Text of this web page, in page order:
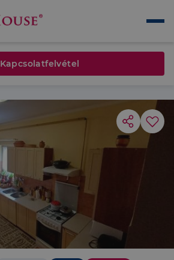
Kapcsolatfelvétel